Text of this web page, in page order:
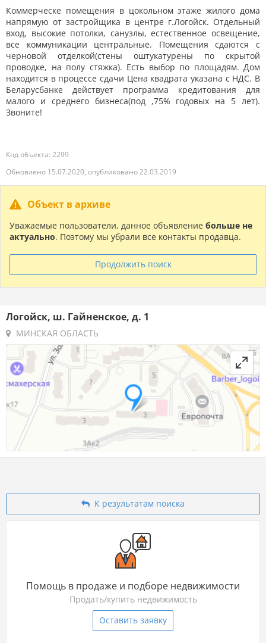
Коммерческе помещения в цокольном этаже жилого дома
напрямую от застройщика в центре г.Логойск. Отдельный
вход, высокие потолки, санузлы, естественное освещение,
все коммуникации центральные. Помещения сдаются с
черновой отделкой(стены оштукатурены по скрытой
проводке, на полу стяжка). Есть выбор по площадям. Дом
находится в процессе сдачи Цена квадрата указана с НДС. В
Беларусбанке действует программа кредитования для
малого и среднего бизнеса(под ,75% годовых на 5 лет).
Звоните!
Код объекта: 2299
Обновлено 15.07.2020, опубликовано 22.03.2019
Объект в архиве
Уважаемые пользователи, данное объявление больше не
актуально. Поэтому мы убрали все контакты продавца.
Продолжить поиск
Логойск, ш. Гайненское, д. 1
МИНСКАЯ ОБЛАСТЬ
К результатам поиска
Помощь в продаже и подборе недвижимости
Продать/купить недвижимость
Оставить заявку